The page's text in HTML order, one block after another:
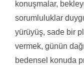
konuşmalar,
sorumluluklar
yürüyüş, sade bir
vermek, günün
bedensel konuda